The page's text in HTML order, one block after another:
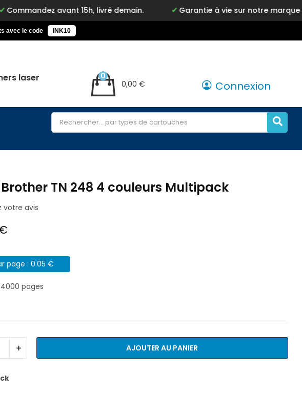
avant 15h, livré demain. Garantie à vie sur notre marque Inkyz
avec le code INK10
laser
0,00 €
0
Connexion
TN 248 4 couleurs Multipack
votre avis
page : 0.05 €
pages
AJOUTER AU PANIER